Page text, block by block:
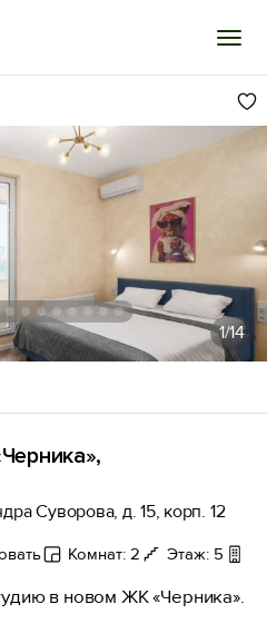
1/14
Суворова, д. 15, корп. 12
Комнат: 2 Этаж: 5
в новом ЖК «Черника».